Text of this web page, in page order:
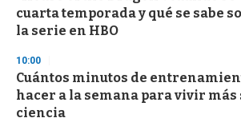
o
f
3
s
e
c
o
n
cuarta temporada y qué se sabe
la serie en HBO
10:00
Cuántos minutos de
hacer a la semana para vivir más
ciencia